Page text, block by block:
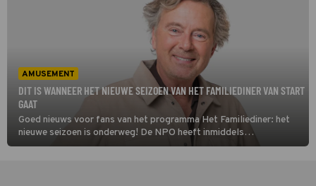
AMUSEMENT
DIT IS WANNEER HET NIEUWE SEIZOEN VAN HET FAMILIEDINER VAN START
GAAT
Goed nieuws voor fans van het programma Het Familiediner: het
nieuwe seizoen is onderweg! De NPO heeft inmiddels
de startdatum van de nieuwe reeks onthuld.